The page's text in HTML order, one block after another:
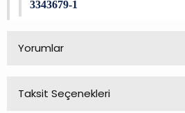
3343679-1
Yorumlar
Taksit Seçenekleri